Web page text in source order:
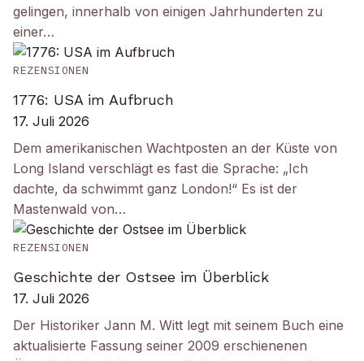
gelingen, innerhalb von einigen Jahrhunderten zu
einer…
REZENSIONEN
1776: USA im Aufbruch
17. Juli 2026
Dem amerikanischen Wachtposten an der Küste von
Long Island verschlägt es fast die Sprache: „Ich
dachte, da schwimmt ganz London!“ Es ist der
Mastenwald von…
REZENSIONEN
Geschichte der Ostsee im Überblick
17. Juli 2026
Der Historiker Jann M. Witt legt mit seinem Buch eine
aktualisierte Fassung seiner 2009 erschienenen